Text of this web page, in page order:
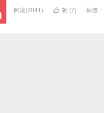
阅读(2041)  赞 (7) 标签：